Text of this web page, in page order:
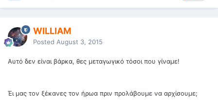
WILLIAM
Posted August 3, 2015
Αυτό δεν είναι βάρκα, θες μεταγωγικό τόσοι που γίναμε!
Έι μας τον ξέκανες τον ήρωα πριν προλάβουμε να αρχίσουμε;